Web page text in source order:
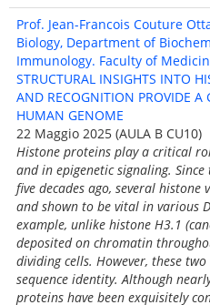
Prof. Jean-Francois Couture
Biology, Department of
Immunology. Faculty of
STRUCTURAL INSIGHTS INTO
AND RECOGNITION PROVIDE A
HUMAN GENOME
22 Maggio 2025 (AULA B CU10)
Histone proteins play a critical
and in epigenetic signaling.
five decades ago, several
and shown to be vital in various
example, unlike histone H3.1
deposited on chromatin
dividing cells. However, these
sequence identity. Although
proteins have been exquisitely